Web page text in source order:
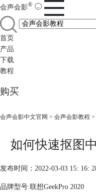
会声会影®
首页
产品
下载
教程
购买
会声会影中文官网 > 会声会影教程 >
如何快速抠图
发布时间：2022-03-03 15: 16:
品牌型号:联想GeekPro 2020